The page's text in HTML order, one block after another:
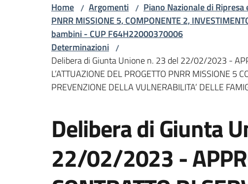
Home / Argomenti / Piano Nazionale di Ripresa
PNRR MISSIONE 5, COMPONENTE 2,
bambini - CUP F64H22000370006
Determinazioni /
Delibera di Giunta Unione n. 23 del 22/02/2023 -
L’ATTUAZIONE DEL PROGETTO PNRR MISSIONE 5
PREVENZIONE DELLA VULNERABILITA’ DELLE
Delibera di Giunta
22/02/2023 -